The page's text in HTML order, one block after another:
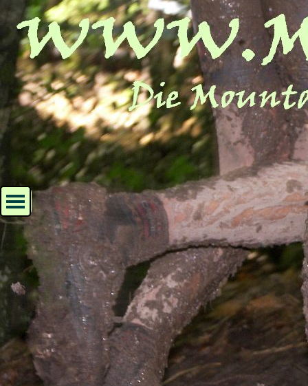
Direkt zum Seiteninhalt
Menü überspringen